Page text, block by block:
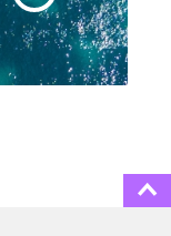
DE SEXE :
PLUS